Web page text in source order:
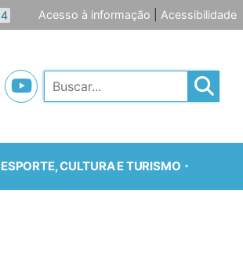
4 Acesso à informação Acessibilidade
Pesquisar
ESPORTE, CULTURA E TURISMO